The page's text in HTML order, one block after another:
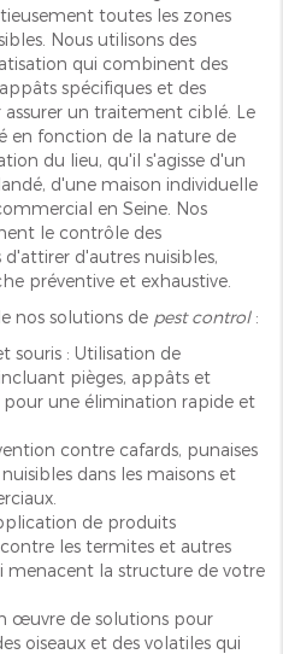
toutes les zones
Nous utilisons des
qui combinent des
spécifiques et des
un traitement ciblé. Le
en fonction de la nature de
du lieu, qu'il s'agisse d'un
d'une maison individuelle
en Seine. Nos
le contrôle des
d'autres nuisibles,
préventive et exhaustive.
nos solutions de pest control:
souris : Utilisation de
pièges, appâts et
une élimination rapide et
contre cafards, punaises
dans les maisons et
de produits
les termites et autres
menacent la structure de votre
œuvre de solutions pour
oiseaux et des volatiles qui